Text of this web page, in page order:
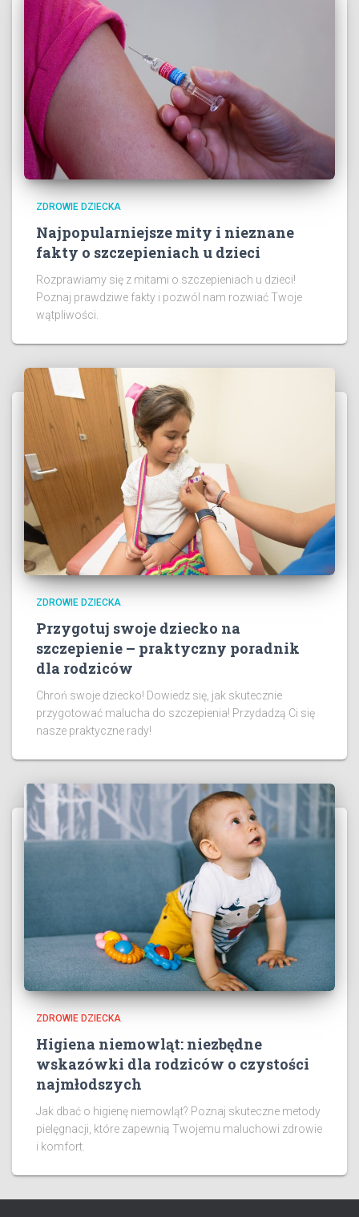
ZDROWIE DZIECKA
Najpopularniejsze mity i nieznane
fakty o szczepieniach u dzieci
Rozprawiamy się z mitami o szczepieniach u dzieci!
Poznaj prawdziwe fakty i pozwól nam rozwiać Twoje
wątpliwości.
ZDROWIE DZIECKA
Przygotuj swoje dziecko na
szczepienie – praktyczny poradnik
dla rodziców
Chroń swoje dziecko! Dowiedz się, jak skutecznie
przygotować malucha do szczepienia! Przydadzą Ci się
nasze praktyczne rady!
ZDROWIE DZIECKA
Higiena niemowląt: niezbędne
wskazówki dla rodziców o czystości
najmłodszych
Jak dbać o higienę niemowląt? Poznaj skuteczne metody
pielęgnacji, które zapewnią Twojemu maluchowi zdrowie
i komfort.